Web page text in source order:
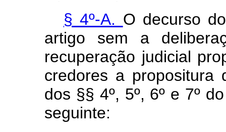
§ 4º-A. O decurso
artigo sem a
recuperação judicial
credores a propositura
dos §§ 4º, 5º, 6º e 7º
seguinte: